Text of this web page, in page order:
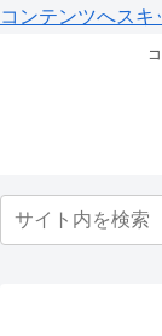
コンテンツへスキ